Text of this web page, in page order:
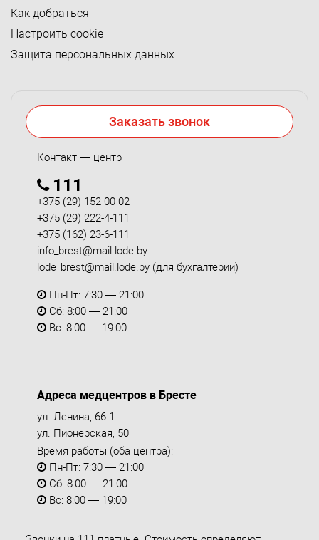
Как добраться
Настроить cookie
Защита персональных данных
Заказать звонок
Контакт — центр
111
+375 (29) 152-00-02
+375 (29) 222-4-111
+375 (162) 23-6-111
info_brest@mail.lode.by
lode_brest@mail.lode.by (для бухгалтерии)
Пн-Пт: 7:30 — 21:00
Сб: 8:00 — 21:00
Вс: 8:00 — 19:00
Адреса медцентров в Бресте
ул. Ленина, 66-1
ул. Пионерская, 50
Время работы (оба центра):
Пн-Пт: 7:30 — 21:00
Сб: 8:00 — 21:00
Вс: 8:00 — 19:00